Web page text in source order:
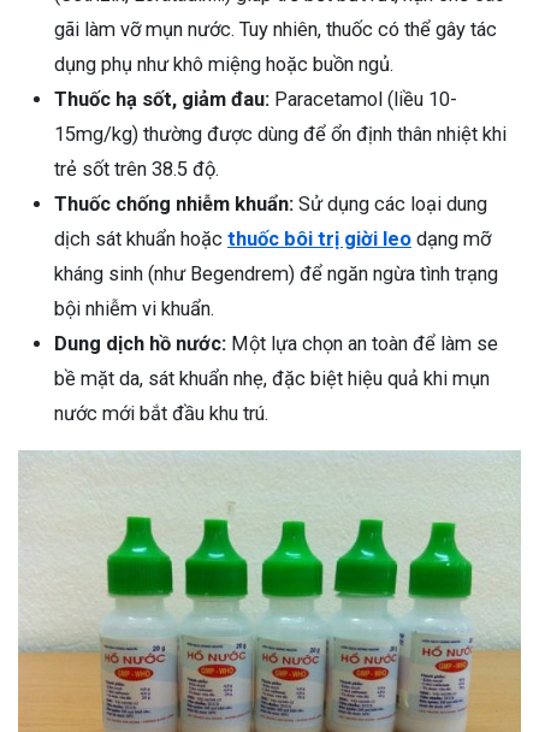
gãi làm vỡ mụn nước. Tuy nhiên, thuốc có thể gây tác
dụng phụ như khô miệng hoặc buồn ngủ.
Thuốc hạ sốt, giảm đau: Paracetamol (liều 10-
15mg/kg) thường được dùng để ổn định thân nhiệt khi
trẻ sốt trên 38.5 độ.
Thuốc chống nhiễm khuẩn: Sử dụng các loại dung
dịch sát khuẩn hoặc thuốc bôi trị giời leo dạng mỡ
kháng sinh (như Begendrem) để ngăn ngừa tình trạng
bội nhiễm vi khuẩn.
Dung dịch hồ nước: Một lựa chọn an toàn để làm se
bề mặt da, sát khuẩn nhẹ, đặc biệt hiệu quả khi mụn
nước mới bắt đầu khu trú.